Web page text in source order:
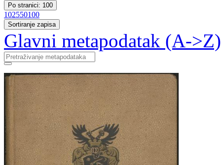
Po stranici: 100
102550100
Sortiranje zapisa
Glavni metapodatak (A->Z)